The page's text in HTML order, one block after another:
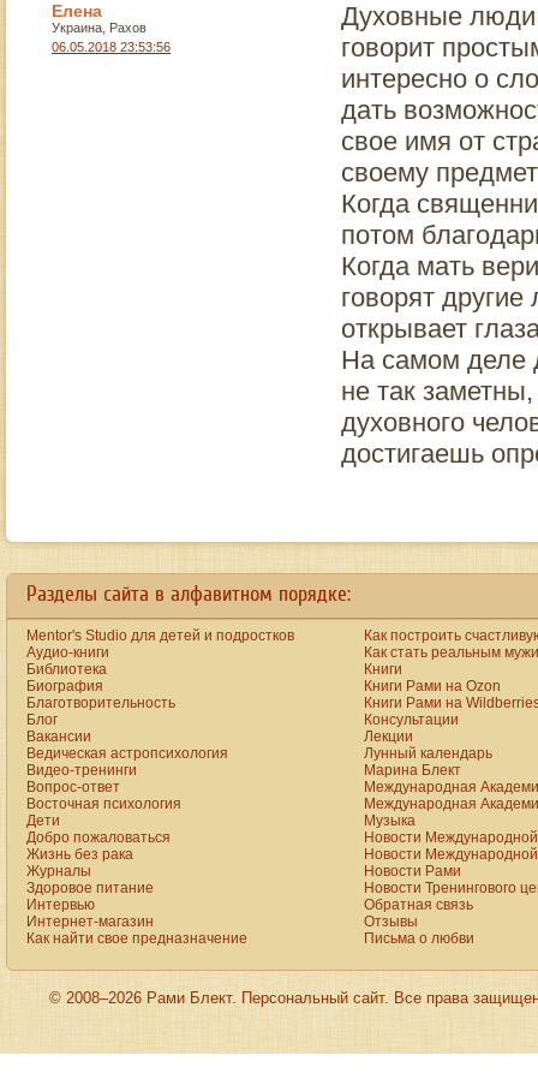
Елена
Украина, Рахов
06.05.2018 23:53:56
Духовные люди
говорит
интересно о
дать
свое имя от
своему
Когда
потом
Когда мать
говорят
открывает
На самом деле
не так
духовного
достигаешь
https://www.bestreplicawatchsite.org
online.
watches
men
best
replica
site.
aaa+
www.vibratorstoy.com
online
shop
sale.
rolex
click
more
presents
astounding
trademark
we
Разделы сайта в алфавитном порядке:
Mentor's Studio для детей и подростков
Аудио-книги
Библиотека
Биография
Благотворительность
Блог
Вакансии
Ведическая астропсихология
Видео-тренинги
Вопрос-ответ
Восточная психология
Дети
Добро пожаловаться
Жизнь без рака
Журналы
Здоровое питание
Интервью
Интернет-магазин
Как найти свое предназначение
Как построить
Как стать реальным
Книги
Книги Рами на Ozon
Книги Рами на
Консультации
Лекции
Лунный календарь
Марина Блект
Международная
Международная
Музыка
Новости
Новости
Новости Рами
Новости Тренингового
Обратная связь
Отзывы
Письма о любви
© 2008–2026 Рами Блект. Персональный сайт. Все права